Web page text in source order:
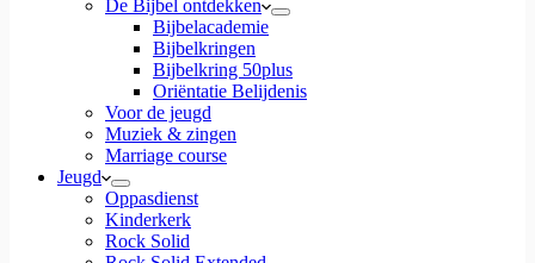
De Bijbel ontdekken
Bijbelacademie
Bijbelkringen
Bijbelkring 50plus
Oriëntatie Belijdenis
Voor de jeugd
Muziek & zingen
Marriage course
Jeugd
Oppasdienst
Kinderkerk
Rock Solid